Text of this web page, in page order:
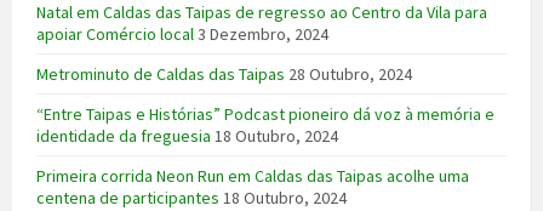
Natal em Caldas das Taipas de regresso ao Centro da Vila para
apoiar Comércio local3 Dezembro, 2024
Metrominuto de Caldas das Taipas 28 Outubro, 2024
“Entre Taipas e Histórias” Podcast pioneiro dá voz à memória e
identidade da freguesia 18 Outubro, 2024
Primeira corrida Neon Run em Caldas das Taipas acolhe uma
centena de participantes 18 Outubro, 2024